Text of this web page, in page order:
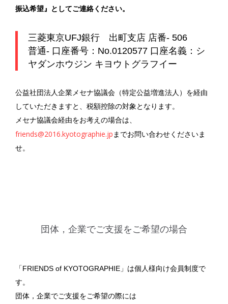
振込希望』としてご連絡ください。
三菱東京UFJ銀行 出町支店 店番- 506
普通- 口座番号：No.0120577 口座名義：シ
ヤダンホウジン キヨウトグラフイー
公益社団法人企業メセナ協議会（特定公益増進法人）を経由
していただきますと、税額控除の対象となります。
メセナ協議会経由をお考えの場合は、
friends@2016.kyotographie.jp までお問い合わせくださいま
せ。
団体，企業でご支援をご希望の場合
「FRIENDS of KYOTOGRAPHIE」は個人様向け会員制度で
す。
団体，企業でご支援をご希望の際には